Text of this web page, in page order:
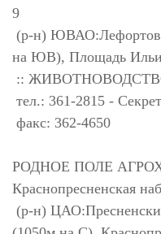
9
(р-н)
на ЮВ), Площадь
::
тел.: 361-2815 -
факс: 362-4650
РОДНОЕ ПОЛЕ
Краснопресненская
(р-н)